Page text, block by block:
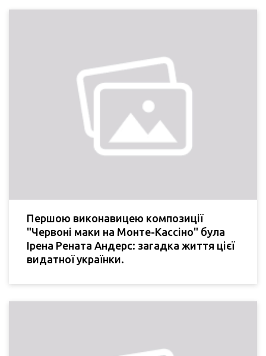
Першою виконавицею композиції
"Червоні маки на Монте-Кассіно" була
Ірена Рената Андерс: загадка життя цієї
видатної українки.